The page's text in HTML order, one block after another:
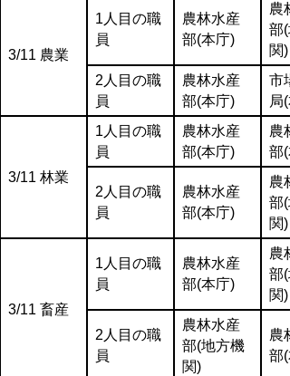
3/11 農業
1人目の職
員
農林水産
部(本庁)
農
部(
関)
2人目の職
員
農林水産
部(本庁)
市
局(
3/11 林業
1人目の職
員
農林水産
部(本庁)
農
部(
2人目の職
員
農林水産
部(本庁)
農
部(
関)
3/11 畜産
1人目の職
員
農林水産
部(本庁)
農
部(
関)
2人目の職
員
農林水産
部(地方機
関)
農
部(